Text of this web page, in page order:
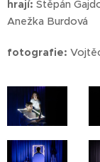
hrají: Štěpán
Anežka Burdová
fotografie: